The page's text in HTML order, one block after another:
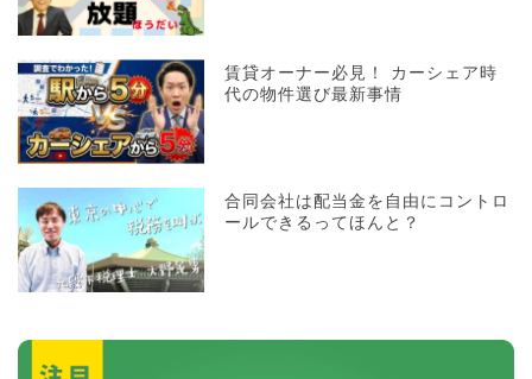
賃貸オーナー必見！ カーシェア時
代の物件選び最新事情
合同会社は配当金を自由にコントロ
ールできるってほんと？